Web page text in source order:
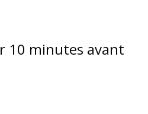
10 minutes avant